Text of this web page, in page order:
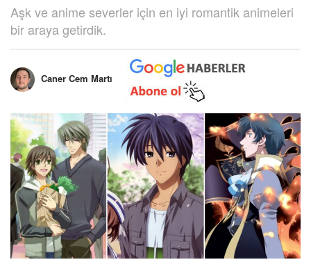
Aşk ve anime severler için en iyi romantik animeleri
bir araya getirdik.
Caner Cem Martı